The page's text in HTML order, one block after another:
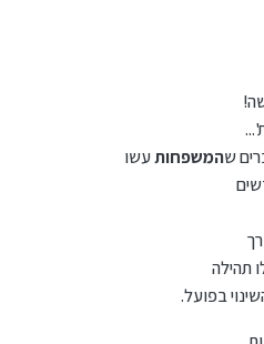
שהמשפחותעשו
תהילה
בפועל.